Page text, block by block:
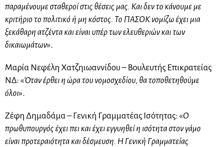
παραμένουμε σταθεροί στις θέσεις μας. Και δεν το κάνουμε με
κριτήριο το πολιτικό ή μη κόστος. Το ΠΑΣΟΚ νομίζω έχει μια
ξεκάθαρη ατζέντα και είναι υπέρ των ελευθεριών και των
δικαιωμάτων».
Μαρία Νεφέλη Χατζηιωαννίδου – Βουλευτής Επικρατείας
ΝΔ: «Όταν έρθει η ώρα του νομοσχεδίου, θα τοποθετηθούμε
όλοι».
Ζέφη Δημαδάμα – Γενική Γραμματέας Ισότητας: «Ο
πρωθυπουργός έχει πει και έχει εγγυηθεί η ισότητα στον γάμο
είναι προτεραιότητα και δέσμευση. Η Γενική Γραμματείας